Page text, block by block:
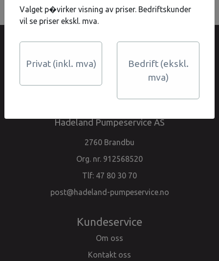
Telefon 47 80 30 70 - Alt på lager
Hadeland Pumpeservice AS
2760 Brandbu
Org. nr. 912568520
Tlf: 47 80 30 70
post@hadeland-pumpeservice.no
Kundeservice
Om oss
Kontakt oss
Valget p�virker visning av priser. Bedriftskunder
vil se priser ekskl. mva.
Privat (inkl. mva)
Bedrift (ekskl.
mva)